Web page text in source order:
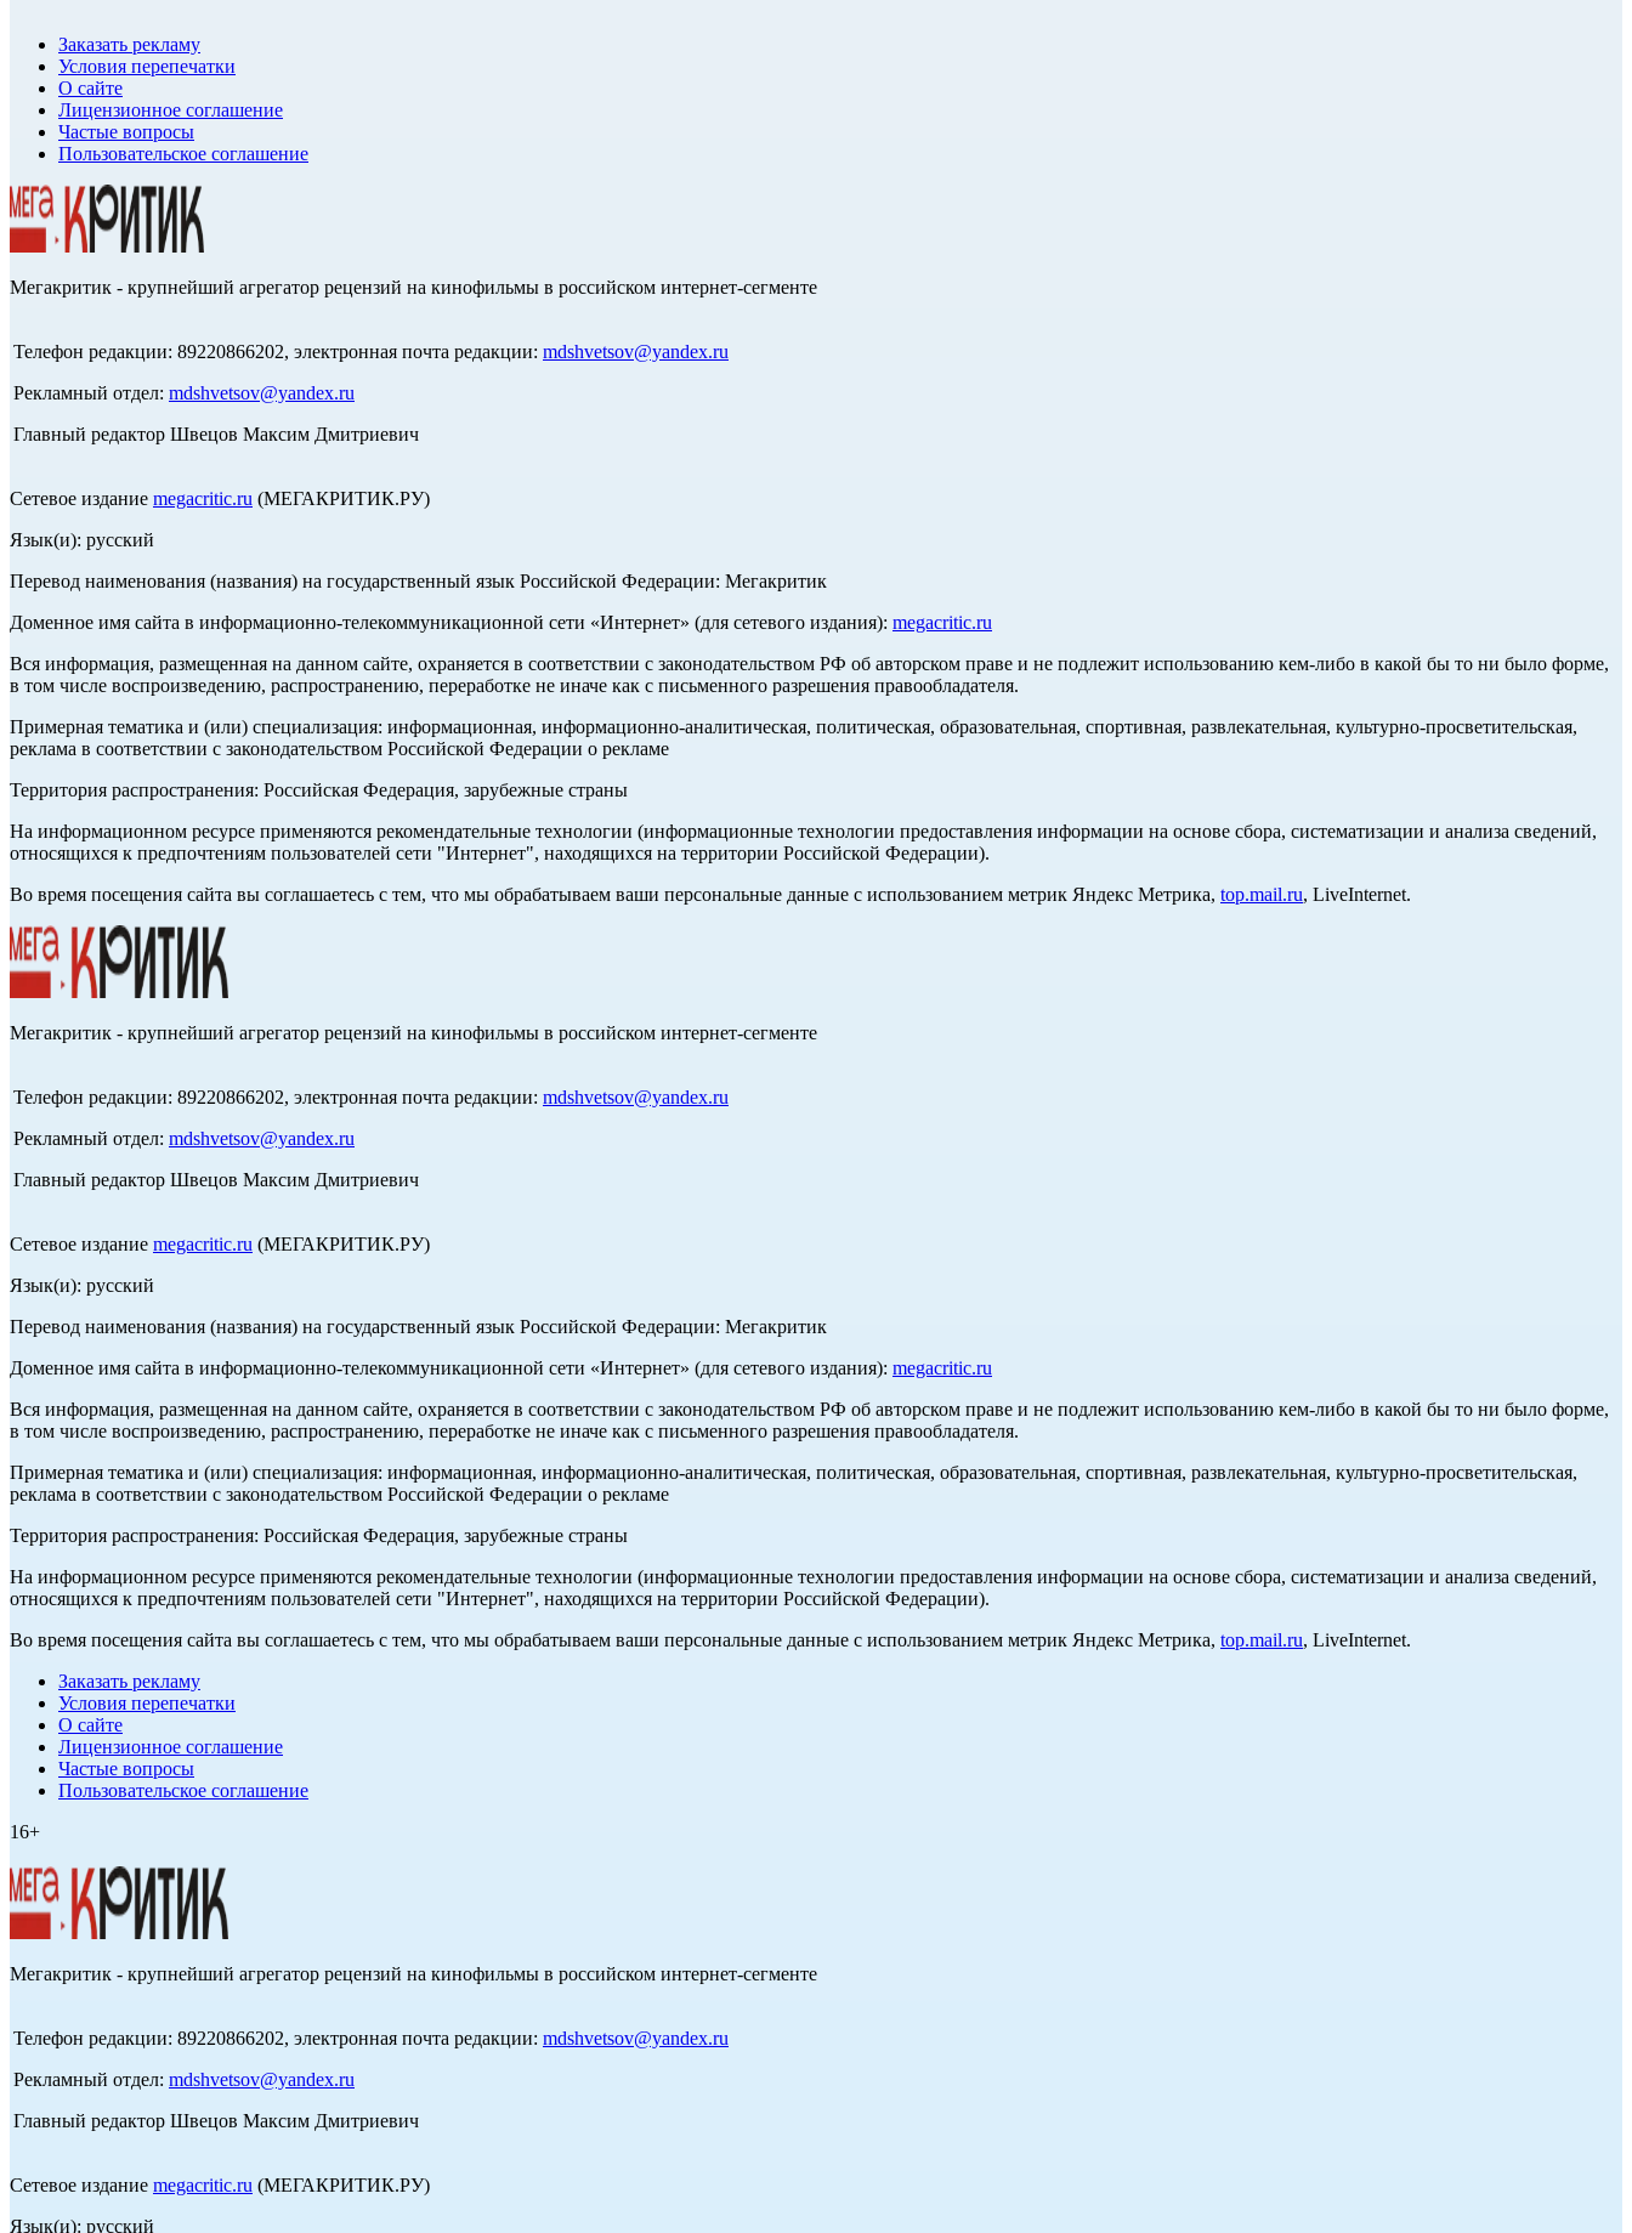
Заказать рекламу
Условия перепечатки
О сайте
Лицензионное соглашение
Частые вопросы
Пользовательское соглашение
Мегакритик - крупнейший агрегатор рецензий на кинофильмы в российском интернет-сегменте
Телефон редакции: 89220866202, электронная почта редакции: mdshvetsov@yandex.ru
Рекламный отдел: mdshvetsov@yandex.ru
Главный редактор Швецов Максим Дмитриевич
Сетевое издание megacritic.ru (МЕГАКРИТИК.РУ)
Язык(и): русский
Перевод наименования (названия) на государственный язык Российской Федерации: Мегакритик
Доменное имя сайта в информационно-телекоммуникационной сети «Интернет» (для сетевого издания): megacritic.ru
Вся информация, размещенная на данном сайте, охраняется в соответствии с законодательством РФ об авторском праве и не подлежит использованию кем-либо в какой бы то ни было форме,
в том числе воспроизведению, распространению, переработке не иначе как с письменного разрешения правообладателя.
Примерная тематика и (или) специализация: информационная, информационно-аналитическая, политическая, образовательная, спортивная, развлекательная, культурно-просветительская,
реклама в соответствии с законодательством Российской Федерации о рекламе
Территория распространения: Российская Федерация, зарубежные страны
На информационном ресурсе применяются рекомендательные технологии (информационные технологии предоставления информации на основе сбора, систематизации и анализа сведений,
относящихся к предпочтениям пользователей сети "Интернет", находящихся на территории Российской Федерации).
Во время посещения сайта вы соглашаетесь с тем, что мы обрабатываем ваши персональные данные с использованием метрик Яндекс Метрика, top.mail.ru, LiveInternet.
Мегакритик - крупнейший агрегатор рецензий на кинофильмы в российском интернет-сегменте
Телефон редакции: 89220866202, электронная почта редакции: mdshvetsov@yandex.ru
Рекламный отдел: mdshvetsov@yandex.ru
Главный редактор Швецов Максим Дмитриевич
Сетевое издание megacritic.ru (МЕГАКРИТИК.РУ)
Язык(и): русский
Перевод наименования (названия) на государственный язык Российской Федерации: Мегакритик
Доменное имя сайта в информационно-телекоммуникационной сети «Интернет» (для сетевого издания): megacritic.ru
Вся информация, размещенная на данном сайте, охраняется в соответствии с законодательством РФ об авторском праве и не подлежит использованию кем-либо в какой бы то ни было форме,
в том числе воспроизведению, распространению, переработке не иначе как с письменного разрешения правообладателя.
Примерная тематика и (или) специализация: информационная, информационно-аналитическая, политическая, образовательная, спортивная, развлекательная, культурно-просветительская,
реклама в соответствии с законодательством Российской Федерации о рекламе
Территория распространения: Российская Федерация, зарубежные страны
На информационном ресурсе применяются рекомендательные технологии (информационные технологии предоставления информации на основе сбора, систематизации и анализа сведений,
относящихся к предпочтениям пользователей сети "Интернет", находящихся на территории Российской Федерации).
Во время посещения сайта вы соглашаетесь с тем, что мы обрабатываем ваши персональные данные с использованием метрик Яндекс Метрика, top.mail.ru, LiveInternet.
Заказать рекламу
Условия перепечатки
О сайте
Лицензионное соглашение
Частые вопросы
Пользовательское соглашение
16+
Мегакритик - крупнейший агрегатор рецензий на кинофильмы в российском интернет-сегменте
Телефон редакции: 89220866202, электронная почта редакции: mdshvetsov@yandex.ru
Рекламный отдел: mdshvetsov@yandex.ru
Главный редактор Швецов Максим Дмитриевич
Сетевое издание megacritic.ru (МЕГАКРИТИК.РУ)
Язык(и): русский